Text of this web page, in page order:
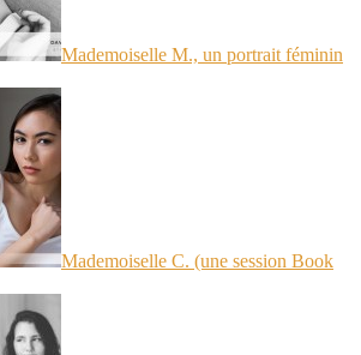
Mademoiselle M., un portrait féminin
Mademoiselle C. (une session Book